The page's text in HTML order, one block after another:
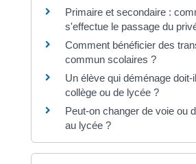
Primaire et secondaire :
s'effectue le passage du
Comment bénéficier des
commun scolaires ?
Un élève qui déménage doit-
collège ou de lycée ?
Peut-on changer de voie ou
au lycée ?